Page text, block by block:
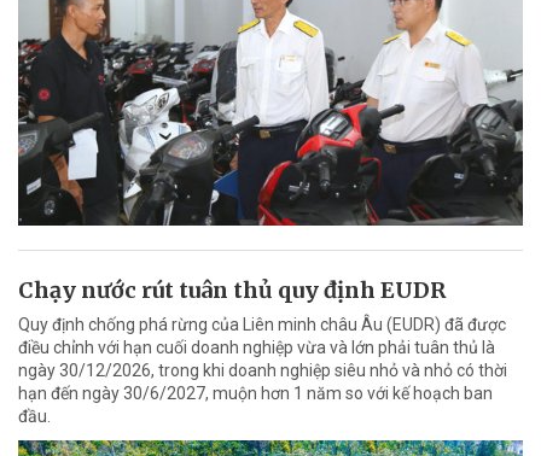
Chạy nước rút tuân thủ quy định EUDR
Quy định chống phá rừng của Liên minh châu Âu (EUDR) đã được
điều chỉnh với hạn cuối doanh nghiệp vừa và lớn phải tuân thủ là
ngày 30/12/2026, trong khi doanh nghiệp siêu nhỏ và nhỏ có thời
hạn đến ngày 30/6/2027, muộn hơn 1 năm so với kế hoạch ban
đầu.